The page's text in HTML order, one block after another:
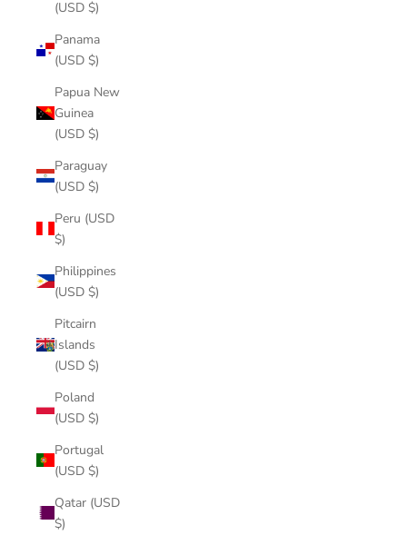
(USD $)
Panama
(USD $)
Papua New
Guinea
(USD $)
Paraguay
(USD $)
Peru (USD
$)
Philippines
(USD $)
Pitcairn
Islands
(USD $)
Poland
(USD $)
Portugal
(USD $)
Qatar (USD
$)